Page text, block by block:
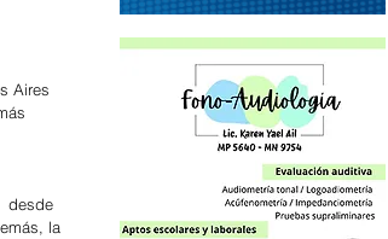
Aires
desde
la